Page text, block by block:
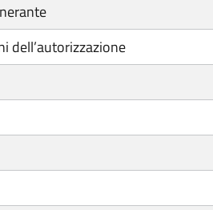
dell’autorizzazione